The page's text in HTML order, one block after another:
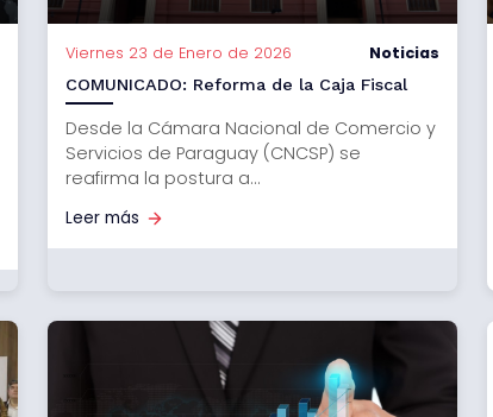
Viernes 23 de Enero de 2026 Noticias
COMUNICADO: Reforma de la Caja Fiscal
Desde la Cámara Nacional de Comercio y
Servicios de Paraguay (CNCSP) se
reafirma la postura a...
Leer más